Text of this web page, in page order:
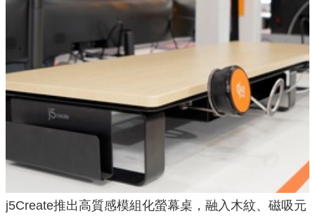
j5Create推出高質感模組化螢幕桌，融入木紋、磁吸元